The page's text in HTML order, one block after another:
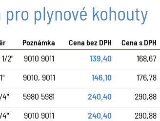
pro plynové kohouty
Poznámka Cena bez DPH Cena s DPH
2" 9010 9011 139,40 168,67
9010, 9011 146,10 176,78
4" 5980 5981 240,40 290,88
4" 9010 9011 240,40 290,88